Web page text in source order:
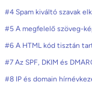
#4 Spam kiváltó szavak
#5 A megfelelő szöveg-
#6 A HTML kód tisztán
#7 Az SPF, DKIM és
#8 IP és domain